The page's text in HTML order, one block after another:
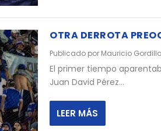
OTRA DERROTA
Publicado por Mauricio Gordillo
El primer tiempo
Juan David Pérez...
LEER MÁS